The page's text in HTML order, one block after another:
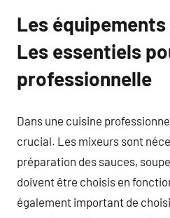
Les
Les essentiels
professionnelle
Dans une cuisine
crucial. Les mixeurs sont
préparation des sauces,
doivent être choisis en
également important de